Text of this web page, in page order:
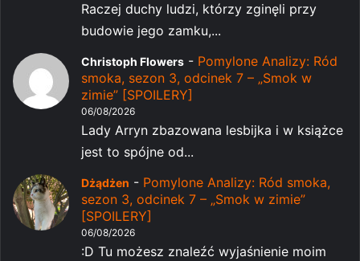
Raczej duchy ludzi, którzy zginęli przy
budowie jego zamku,...
Christoph Flowers - Pomylone Analizy: Ród
smoka, sezon 3, odcinek 7 – „Smok w
zimie” [SPOILERY]
06/08/2026
Lady Arryn zbazowana lesbijka i w książce
jest to spójne od...
Dżądżen - Pomylone Analizy: Ród smoka,
sezon 3, odcinek 7 – „Smok w zimie”
[SPOILERY]
06/08/2026
:D Tu możesz znaleźć wyjaśnienie moim